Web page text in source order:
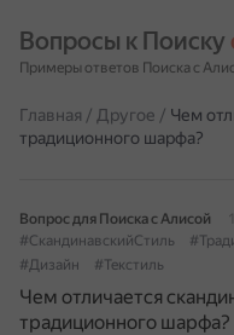
Вопросы к Поиску
Примеры ответов Поиска с
Главная / Другое / Чем
традиционного шарфа?
Вопрос для Поиска с Алисой
#СкандинавскийСтиль
#Дизайн
#Текстиль
Чем отличается
традиционного шарфа?